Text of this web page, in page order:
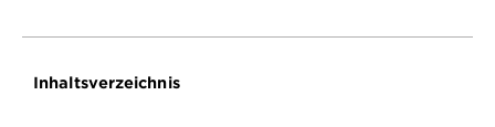
Inhaltsverzeichnis